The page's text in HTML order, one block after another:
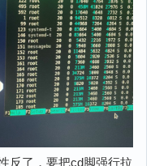
反了，要把cd脚强行拉